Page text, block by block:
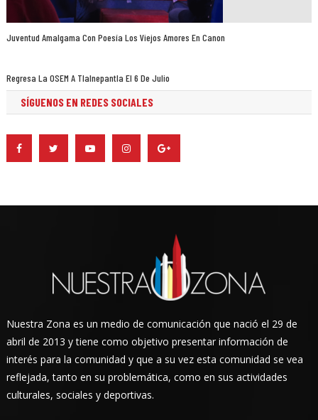
Juventud Amalgama Con Poesía Los Viejos Amores En Canon
Regresa La OSEM A Tlalnepantla El 6 De Julio
SÍGUENOS EN REDES SOCIALES
Nuestra Zona es un medio de comunicación que nació el 29 de
abril de 2013 y tiene como objetivo presentar información de
interés para la comunidad y que a su vez esta comunidad se vea
reflejada, tanto en su problemática, como en sus actividades
culturales, sociales y deportivas.